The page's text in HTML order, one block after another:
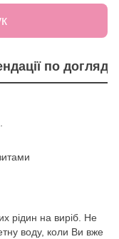
по догляду
рідин на виріб. Не
воду, коли Ви вже